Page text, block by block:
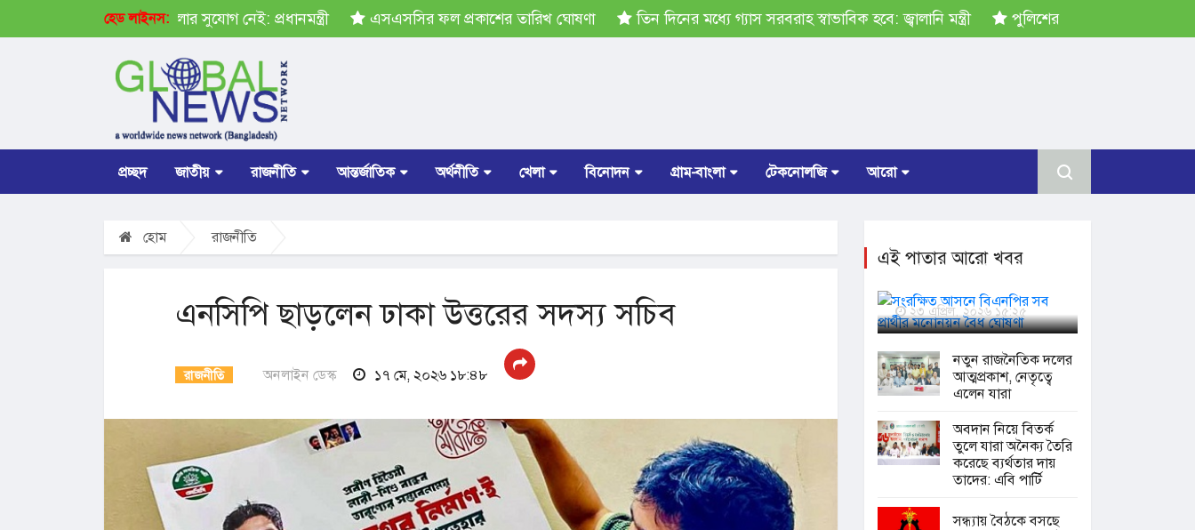
হেড লাইনস:
পদক্ষেপ গ্রহণে অবহেলার সুযোগ নেই: প্রধানমন্ত্রী এসএসসির ফল প্রকাশের তারিখ ঘোষণা তিন দিনের মধ্যে গ্যাস সরবরাহ স্বাভাবিক হবে: জ্বালানি মন্ত্রী পুলিশের ৭ কর্মকর্তাকে বদলি
প্রচ্ছদ জাতীয় রাজনীতি আন্তর্জাতিক অর্থনীতি খেলা বিনোদন গ্রাম-বাংলা টেকনোলজি আরো
হোম রাজনীতি
এনসিপি ছাড়লেন ঢাকা উত্তরের সদস্য সচিব
রাজনীতি অনলাইন ডেস্ক ১৭ মে, ২০২৬ ১৮:৪৮
এই পাতার আরো খবর
সংরক্ষিত আসনে বিএনপির সব
২৩ এপ্রিল, ২০২৬ ১৫:২৫
নতুন রাজনৈতিক দলের
আত্মপ্রকাশ, নেতৃত্বে
এলেন যারা
অবদান নিয়ে বিতর্ক
তুলে যারা অনৈক্য তৈরি
করেছে ব্যর্থতার দায়
তাদের: এবি পার্টি
সন্ধ্যায় বৈঠকে বসছে